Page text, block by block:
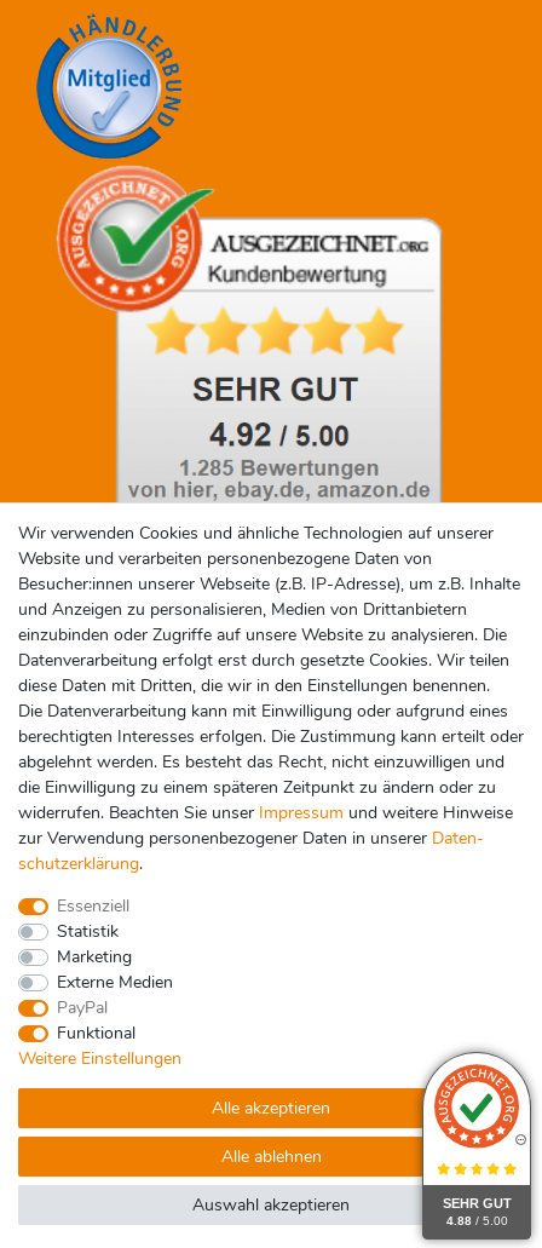
Social Media
Zahlungsarten
SEHR GUT
4.88 / 5.00
Impressum AGB
Widerrufs­recht Vertrag widerrufen Kontakt
Wir verwenden Cookies und ähnliche Technologien auf unserer
Website und verarbeiten personenbezogene Daten von
Besucher:innen unserer Webseite (z.B. IP-Adresse), um z.B. Inhalte
und Anzeigen zu personalisieren, Medien von Drittanbietern
einzubinden oder Zugriffe auf unsere Website zu analysieren. Die
Datenverarbeitung erfolgt erst durch gesetzte Cookies. Wir teilen
diese Daten mit Dritten, die wir in den Einstellungen benennen.
Die Datenverarbeitung kann mit Einwilligung oder aufgrund eines
berechtigten Interesses erfolgen. Die Zustimmung kann erteilt oder
abgelehnt werden. Es besteht das Recht, nicht einzuwilligen und
die Einwilligung zu einem späteren Zeitpunkt zu ändern oder zu
widerrufen. Beachten Sie unser Impressum und weitere Hinweise
zur Verwendung personenbezogener Daten in unserer Daten­
schutz­erklärung.
Essenziell
Statistik
Marketing
Externe Medien
PayPal
Funktional
Weitere Einstellungen
Alle akzeptieren
Alle ablehnen
Auswahl akzeptieren